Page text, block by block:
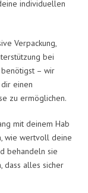
individuellen
Verpackung,
bei
– wir
einen
zu ermöglichen.
mit deinem Hab
wie wertvoll deine
behandeln sie
dass alles sicher